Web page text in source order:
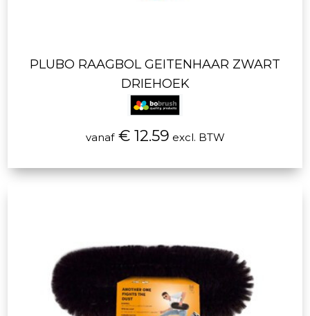
PLUBO RAAGBOL GEITENHAAR ZWART
DRIEHOEK
vanaf€ 12.59 excl. BTW